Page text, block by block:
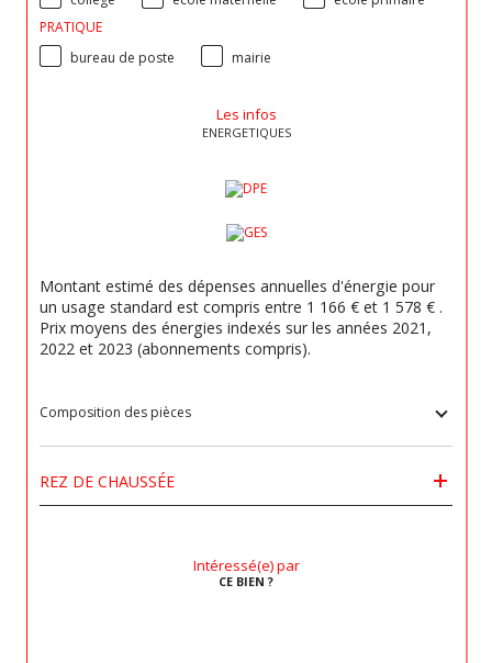
PRATIQUE
bureau de poste
mairie
Les infos
ENERGETIQUES
Montant estimé des dépenses annuelles d'énergie pour
un usage standard est compris entre 1 166 € et 1 578 € .
Prix moyens des énergies indexés sur les années 2021,
2022 et 2023 (abonnements compris).
Composition des pièces
REZ DE CHAUSSÉE
Intéressé(e) par
CE BIEN ?